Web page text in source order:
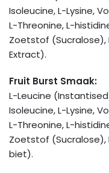
Isoleucine, L-Lysine,
L-Threonine, L-
Zoetstof (Sucralose),
Extract).
Fruit Burst Smaak:
L-Leucine
Isoleucine, L-Lysine,
L-Threonine, L-
Zoetstof (Sucralose),
biet).